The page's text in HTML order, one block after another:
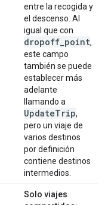
entre la recogida y
el descenso. Al
igual que con
dropoff_point,
este campo
también se puede
establecer más
adelante
llamando a
UpdateTrip,
pero un viaje de
varios destinos
por definición
contiene destinos
intermedios.
Solo viajes